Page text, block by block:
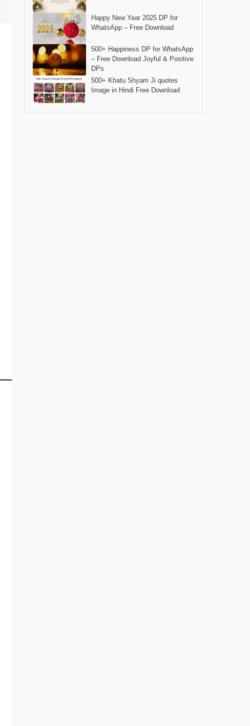
Happy New Year 2025 DP for
WhatsApp – Free Download
500+ Happiness DP for WhatsApp
– Free Download Joyful & Positive
DPs
500+ Khatu Shyam Ji quotes
Image in Hindi Free Download